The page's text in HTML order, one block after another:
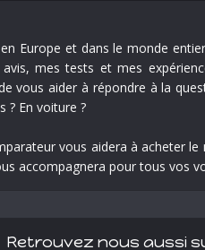
Europe et dans le monde
mes tests et mes
vous aider à répondre à la
? En voiture ?
vous aidera à acheter
accompagnera pour tous vos
Retrouvez nous aussi